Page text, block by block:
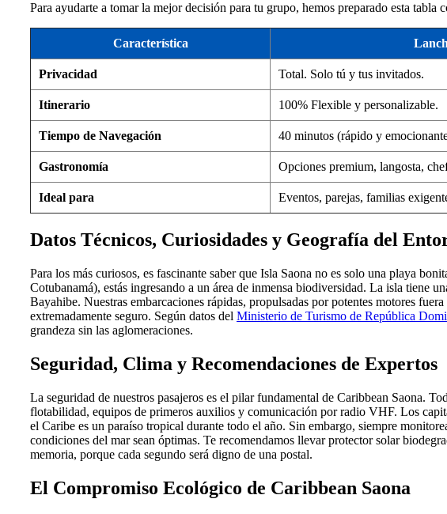
Para ayudarte a tomar la mejor decisión para tu grupo, hemos preparado esta
Característica
Privacidad Total. Solo tú y tus invitados.
Itinerario 100% Flexible y personalizable.
Tiempo de Navegación 40 minutos (rápido y
Gastronomía Opciones premium, langosta,
Ideal para Eventos, parejas, familias
Datos Técnicos, Curiosidades y Geografía del
Para los más curiosos, es fascinante saber que Isla Saona no es solo una playa
Cotubanamá), estás ingresando a un área de inmensa biodiversidad. La isla tiene
Bayahibe. Nuestras embarcaciones rápidas, propulsadas por potentes motores
extremadamente seguro. Según datos del Ministerio de Turismo de República
grandeza sin las aglomeraciones.
Seguridad, Clima y Recomendaciones de Expertos
La seguridad de nuestros pasajeros es el pilar fundamental de Caribbean Saona.
flotabilidad, equipos de primeros auxilios y comunicación por radio VHF. Los
el Caribe es un paraíso tropical durante todo el año. Sin embargo, siempre
condiciones del mar sean óptimas. Te recomendamos llevar protector solar
memoria, porque cada segundo será digno de una postal.
El Compromiso Ecológico de Caribbean Saona